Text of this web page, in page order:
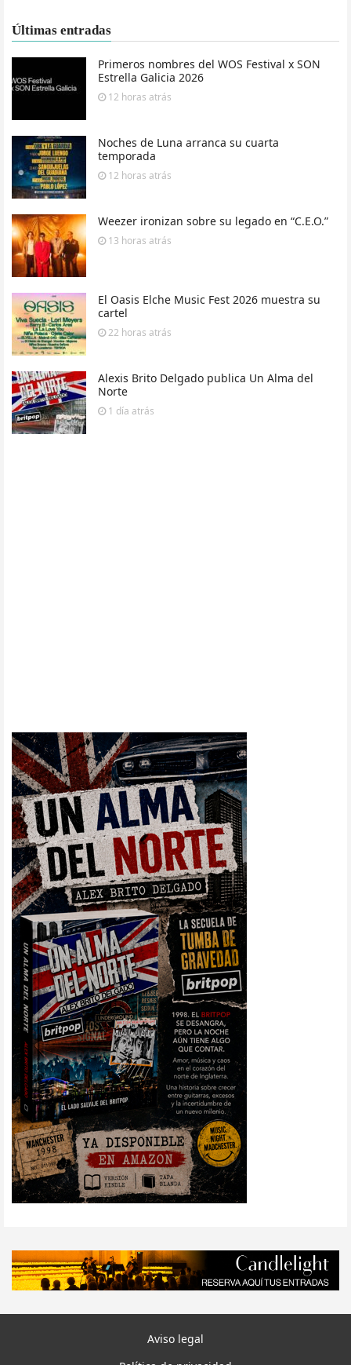
Últimas entradas
Primeros nombres del WOS Festival x SON
Estrella Galicia 2026
12 horas atrás
Noches de Luna arranca su cuarta
temporada
12 horas atrás
Weezer ironizan sobre su legado en “C.E.O.”
13 horas atrás
El Oasis Elche Music Fest 2026 muestra su
cartel
22 horas atrás
Alexis Brito Delgado publica Un Alma del
Norte
1 día atrás
Aviso legal